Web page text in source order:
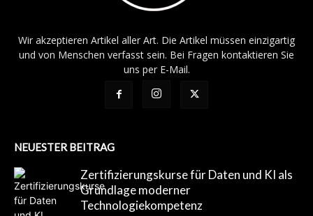
Wir akzeptieren Artikel aller Art. Die Artikel müssen einzigartig
und von Menschen verfasst sein. Bei Fragen kontaktieren Sie
uns per E-Mail.
NEUESTER BEITRAG
Zertifizierungskurse für Daten und KI als
Grundlage moderner
Technologiekompetenz